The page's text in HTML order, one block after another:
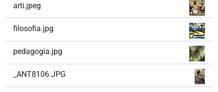
arti.jpeg
filosofia.jpg
pedagogia.jpg
_ANT8106.JPG